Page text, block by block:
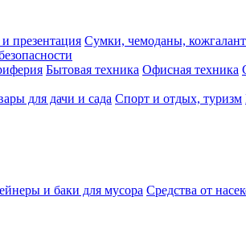
презентация Сумки, чемоданы,
Бытовая техника Офисная техника
для дачи и сада Спорт и отдых, туризм
и баки для мусора Средства от